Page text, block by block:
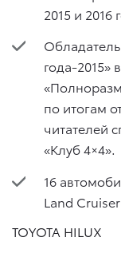
2015 и 2016
года-2015»
по итогам
читателей
«Клуб 4×4».
16
Land
TOYOTA HILUX